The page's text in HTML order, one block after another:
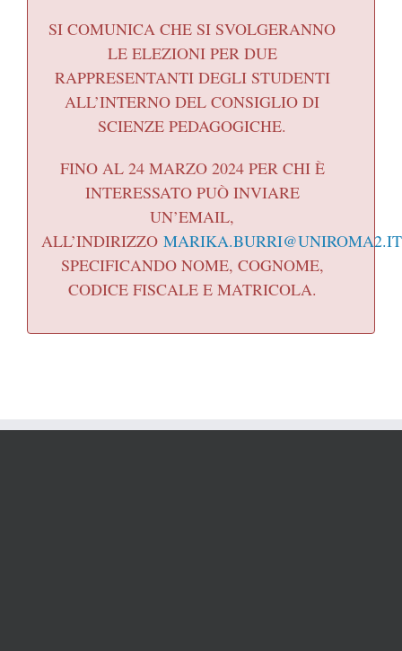
SI COMUNICA CHE SI SVOLGERANNO
LE ELEZIONI PER DUE
RAPPRESENTANTI DEGLI STUDENTI
ALL’INTERNO DEL CONSIGLIO DI
SCIENZE PEDAGOGICHE.
FINO AL 24 MARZO 2024 PER CHI È
INTERESSATO PUÒ INVIARE
UN’EMAIL,
ALL’INDIRIZZO MARIKA.BURRI@UNIROMA2.IT
SPECIFICANDO NOME, COGNOME,
CODICE FISCALE E MATRICOLA.